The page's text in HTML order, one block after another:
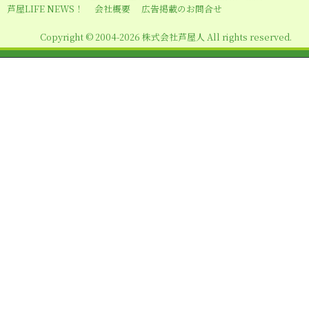
シ
ン
芦屋LIFE NEWS！
会社概要 広告掲載のお問合せ
Copyright © 2004-2026 株式会社芦屋人 All rights reserved.